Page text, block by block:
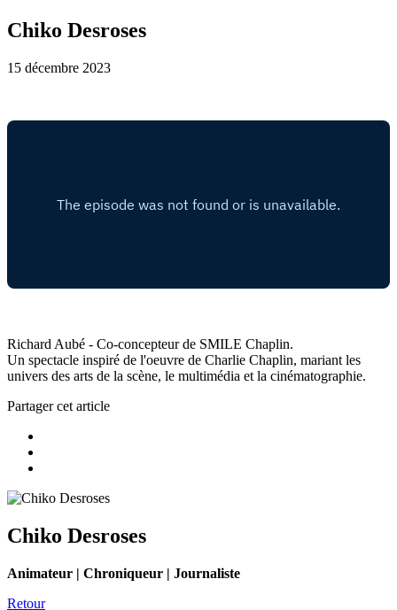
Chiko Desroses
15 décembre 2023
Richard Aubé - Co-concepteur de SMILE Chaplin.
Un spectacle inspiré de l'oeuvre de Charlie Chaplin, mariant les
univers des arts de la scène, le multimédia et la cinématographie.
Partager cet article
Chiko Desroses
Animateur | Chroniqueur | Journaliste
Retour